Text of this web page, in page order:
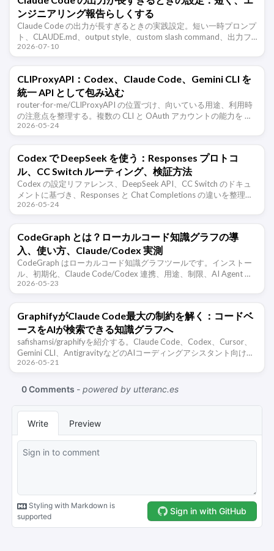
ンジニアリング報告らしくする
Claude Code の出力が長すぎるときの実践設定。短い一時プロンプ
ト、CLAUDE.md、output style、custom slash command、出力フ
ォーマット制約で、結果、検証、 …
2026-07-10
CLIProxyAPI：Codex、Claude Code、Gemini CLI を
統一 API として包み込む
router-for-me/CLIProxyAPI の位置づけ、向いている用途、利用時
の注意点を整理する。複数の CLI と OAuth アカウントの能力を …
2026-05-24
Codex で DeepSeek を使う：Responses プロトコ
ル、CC Switch ルーティング、検証方法
Codex の設定リファレンス、DeepSeek API、CC Switch のドキュ
メントに基づき、Responses と Chat Completions の違いを整理
し、ローカルルーティングと …
2026-05-24
CodeGraph とは？ローカルコード知識グラフの導
入、使い方、Claude/Codex 実測
CodeGraph はローカルコード知識グラフツールです。インストー
ル、初期化、Claude Code/Codex 連携、用途、制限、AI Agent の
ファイル読み取り・検索・token消費を減らす …
2026-05-23
GraphifyがClaude Code最大の制約を解く：コードベ
ースをAIが検索できる知識グラフへ
safishamsi/graphifyを紹介する。Claude Code、Codex、Cursor、
Gemini CLI、AntigravityなどのAIコーディングアシスタント向け知
識グラフツールで …
2026-05-21